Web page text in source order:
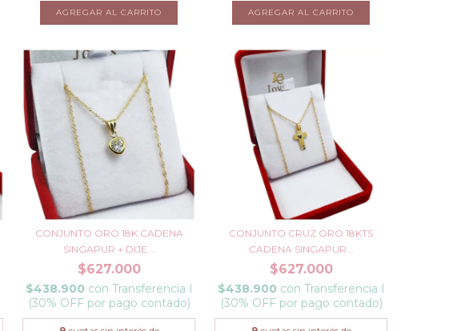
AGREGAR AL CARRITO AGREGAR AL CARRITO
CONJUNTO ORO 18K CADENA
SINGAPUR + DIJE...
$627.000
$438.900 con Transferencia I
(30% OFF por pago contado)
CONJUNTO CRUZ ORO 18KTS
CADENA SINGAPUR...
$627.000
$438.900 con Transferencia I
(30% OFF por pago contado)